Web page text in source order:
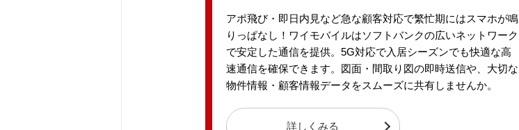
アポ飛び・即日内見など急な顧客対応で繁忙期にはスマホが鳴
りっぱなし！ワイモバイルはソフトバンクの広いネットワーク
で安定した通信を提供。5G対応で入居シーズンでも快適な高
速通信を確保できます。図面・間取り図の即時送信や、大切な
物件情報・顧客情報データをスムーズに共有しませんか。
詳しくみる